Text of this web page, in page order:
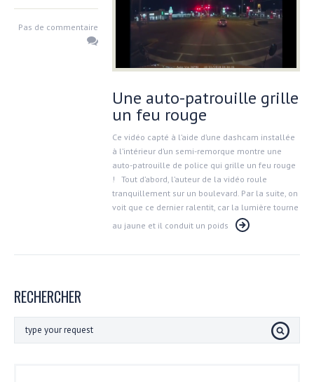
Pas de commentaire
Une auto-patrouille grille
un feu rouge
Ce vidéo capté à l’aide d’une dashcam installée
à l’intérieur d’un semi-remorque montre une
auto-patrouille de police qui grille un feu rouge
! Tout d’abord, l’auteur de la vidéo roule
tranquillement sur un boulevard. Par la suite, on
voit que ce dernier ralentit, car la lumière tourne
au jaune et il conduit un poids
RECHERCHER